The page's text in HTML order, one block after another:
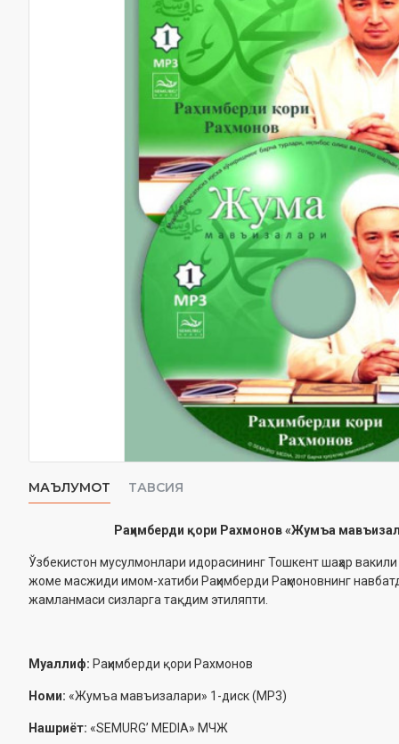
МАЪЛУМОТ ТАВСИЯ
Раҳимберди қори Рахмонов «Жумъа
Ўзбекистон мусулмонлари идорасининг Тошкент шаҳар
жоме масжиди имом-хатиби Раҳимберди Раҳмоновнинг
жамланмаси сизларга тақдим этиляпти.
Муаллиф: Раҳимберди қори Рахмонов
Номи: «Жумъа мавъизалари» 1-диск (МР3)
Нашриёт: «SEMURG’ MEDIA» МЧЖ